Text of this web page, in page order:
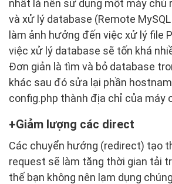
nhất là nên sử dụng một máy chủ
và xử lý database (Remote
làm ảnh hưởng đến việc xử lý file
việc xử lý database sẽ tốn khá
Đơn giản là tìm và bỏ database
khác sau đó sửa lại phần
config.php thành địa chỉ của máy
Giảm lượng các direct
Các chuyển hướng (redirect) tạo
request sẽ làm tăng thời gian tải
thế bạn không nên lạm dụng